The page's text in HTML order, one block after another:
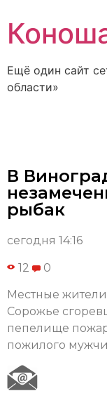
Ещё один сайт
области»
В
рыбак
сегодня 14:16
12 0
Местные
Сорожье
пепелище
пожилого